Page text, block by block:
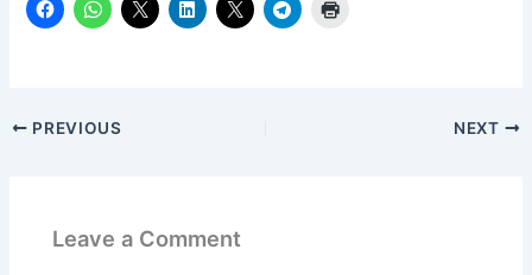
PREVIOUS NEXT
Leave a Comment